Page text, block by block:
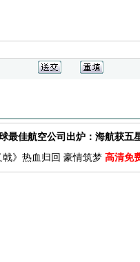
最佳航空公司出炉：海航获五
》热血归回 豪情筑梦 高清免